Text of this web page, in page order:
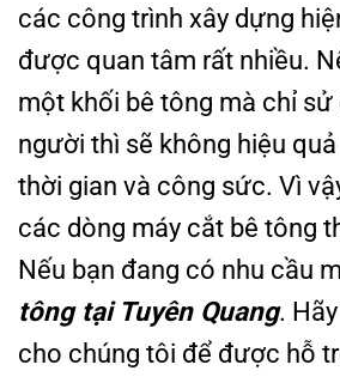
các công trình xây dựng
được quan tâm rất nhiều.
một khối bê tông mà chỉ sử
người thì sẽ không hiệu
thời gian và công sức. Vì
các dòng máy cắt bê tông
Nếu bạn đang có nhu cầu
tông tại Tuyên Quang.
cho chúng tôi để được hỗ